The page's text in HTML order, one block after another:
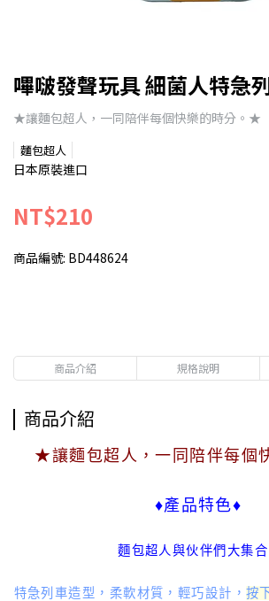
嗶啵發聲玩具 細菌人特急
★讓麵包超人，一同陪伴每個快樂的時分。★
麵包超人
日本原裝進口
NT$210
商品編號: BD448624
商品介紹 規格說明
商品介紹
★讓麵包超人，一同陪伴每個
♦產品特色♦
麵包超人與伙伴們大集
特急列車造型，柔軟材質，輕巧設計，按